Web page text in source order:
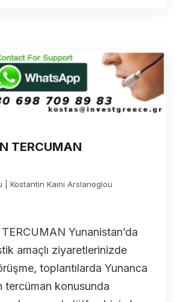
TERCUMAN
| Kostantin Kaini Arslanoglou
Yunanistan’da
amaçlı ziyaretlerinizde
toplantılarda Yunanca
tercüman konusunda